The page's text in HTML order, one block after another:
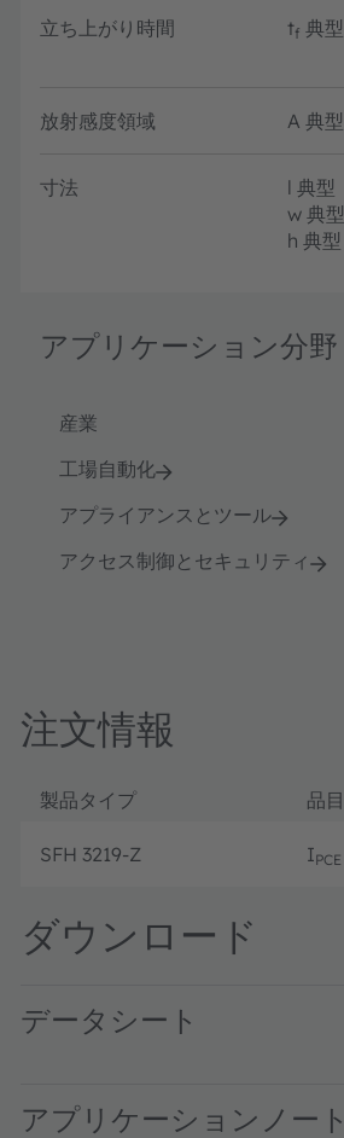
立ち上がり時間 tf 典型
放射感度領域 A 典型
寸法 l 典型
w 典型
h 典型
アプリケーション分野
産業
工場自動化
アプライアンスとツール
アクセス制御とセキュリティ
注文情報
製品タイプ 品目
SFH 3219-Z IPCE
ダウンロード
データシート
アプリケーションノート